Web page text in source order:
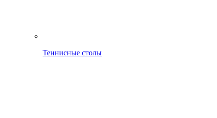
Теннисные столы